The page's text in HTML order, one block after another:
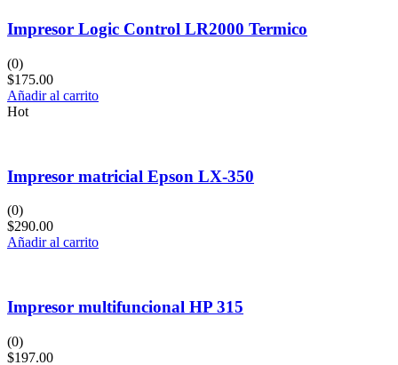
Impresor Logic Control LR2000 Termico
(0)
$175.00
Añadir al carrito
Hot
Impresor matricial Epson LX-350
(0)
$290.00
Añadir al carrito
Impresor multifuncional HP 315
(0)
$197.00